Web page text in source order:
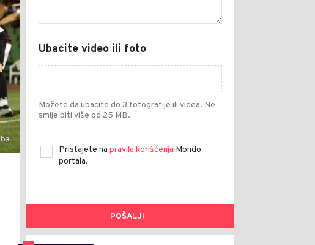
Ubacite video ili foto
Možete da ubacite do 3 fotografije ili videa. Ne
smije biti više od 25 MB.
Pristajete na pravila korišćenja Mondo
portala.
POŠALJI